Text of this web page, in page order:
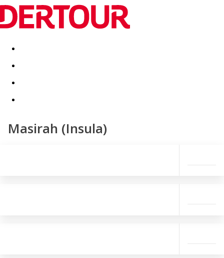
Destinatii Vacanta perfecta OFERTE DE NERATAT
Masirah (Insula)